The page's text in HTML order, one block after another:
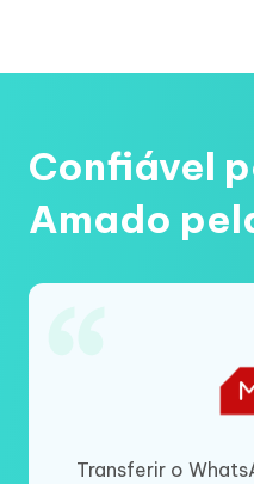
Confiável
Amado
Transferir o